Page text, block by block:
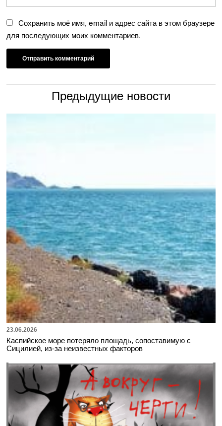
Сохранить моё имя, email и адрес сайта в этом браузере
для последующих моих комментариев.
Предыдущие новости
23.06.2026
Каспийское море потеряло площадь, сопоставимую с
Сицилией, из-за неизвестных факторов